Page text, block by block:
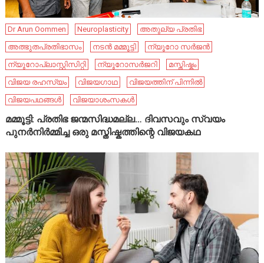
Dr Arun Oommen Neuroplasticity
അതുല്യ പ്രതിഭ
അത്ഭുതപ്രതിഭാസം
നടൻ മമ്മൂട്ടി
ന്യൂറോ സർജൻ
ന്യൂറോപ്ലാസ്റ്റിസിറ്റി
ന്യൂറോസർജറി
മസ്തിഷ്കം
വിജയ രഹസ്യം
വിജയഗാഥ
വിജയത്തിന് പിന്നിൽ
വിജയപഥങ്ങൾ
വിജയാശംസകൾ
മമ്മൂട്ടി: പ്രതിഭ ജന്മസിദ്ധമല്ല… ദിവസവും സ്വയം
പുനർനിർമ്മിച്ച ഒരു മസ്തിഷ്കത്തിന്റെ വിജയകഥ